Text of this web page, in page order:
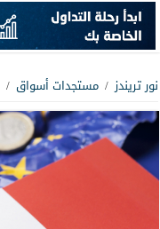
نور تريندز / مستجدات أسواق /